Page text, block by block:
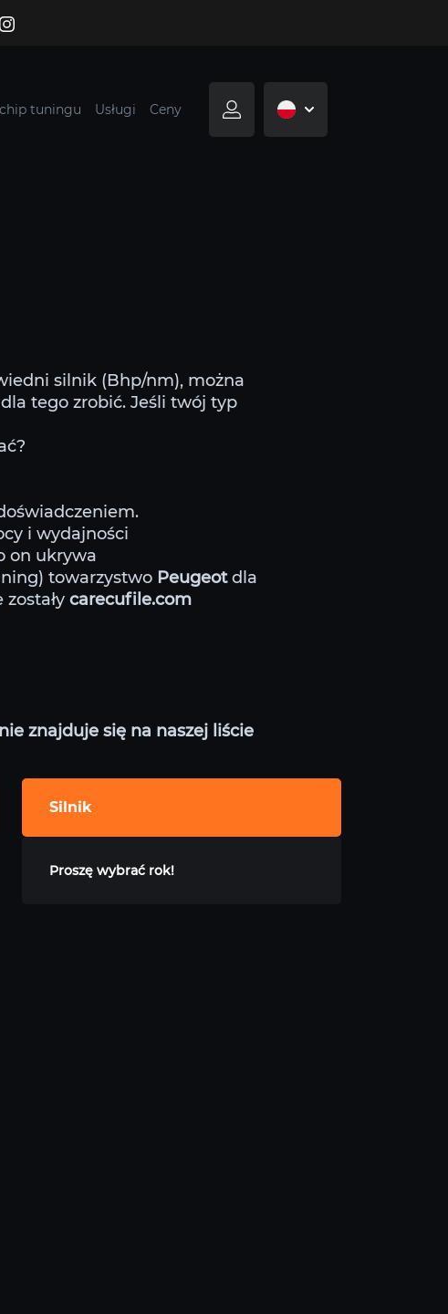
tuningu Usługi Ceny
silnik (Bhp/nm), można
tego zrobić. Jeśli twój typ
i wydajności
on ukrywa
towarzystwo Peugeotdla
carecufile.com
znajduje się na naszej liście
Silnik
Proszę wybrać rok!